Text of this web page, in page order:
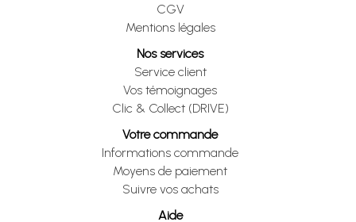
CGV
Mentions légales
Nos services
Service client
Vos témoignages
Clic & Collect (DRIVE)
Votre commande
Informations commande
Moyens de paiement
Suivre vos achats
Aide